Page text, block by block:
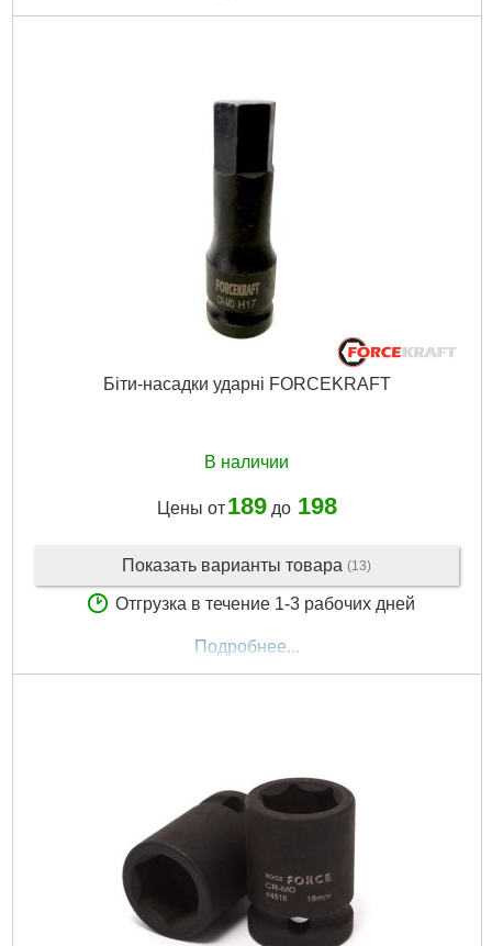
Біти-насадки ударні FORCEKRAFT
В наличии
Цены от 189до 198
Показать варианты товара (13)
Отгрузка в течение 1-3 рабочих дней
Подробнее...